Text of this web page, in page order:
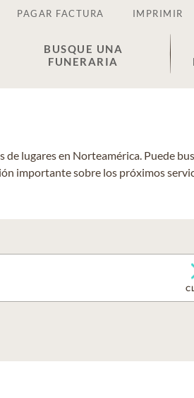
PAGAR FACTURA IMPRIMIR
BUSQUE UNA
FUNERARIA
lugares en Norteamérica. Puede
importante sobre los próximos